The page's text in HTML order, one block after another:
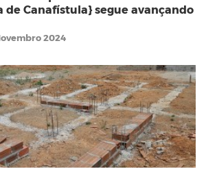
de Canafístula} segue avançando
2024